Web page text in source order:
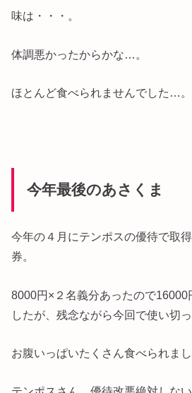
味は・・・。
体調悪かったからかな…。
ほとんど食べられませんでした…。
今年最後のあさくま
今年の４月にテンポスの優待で取
券。
8000円×２名義分あったので16000
したが、残念ながら今回で使い切
お腹いっぱいたくさん食べられまし